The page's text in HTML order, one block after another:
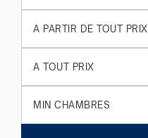
A PARTIR DE TOUT PRIX
A TOUT PRIX
MIN CHAMBRES